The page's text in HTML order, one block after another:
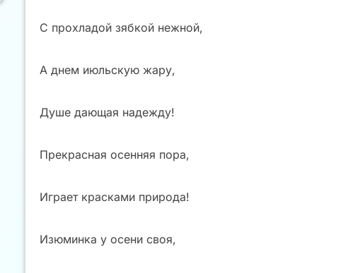
С прохладой зябкой нежной,
А днем июльскую жару,
Душе дающая надежду!
Прекрасная осенняя пора,
Играет красками природа!
Изюминка у осени своя,